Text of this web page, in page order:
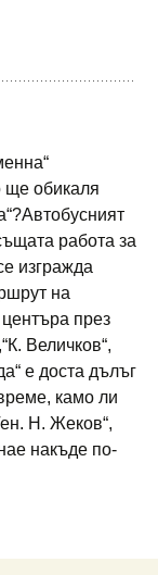
ще обикаля
работа за
изгражда
на
през
Величков“,
е доста дълъг
камо ли
Н. Жеков“,
накъде по-